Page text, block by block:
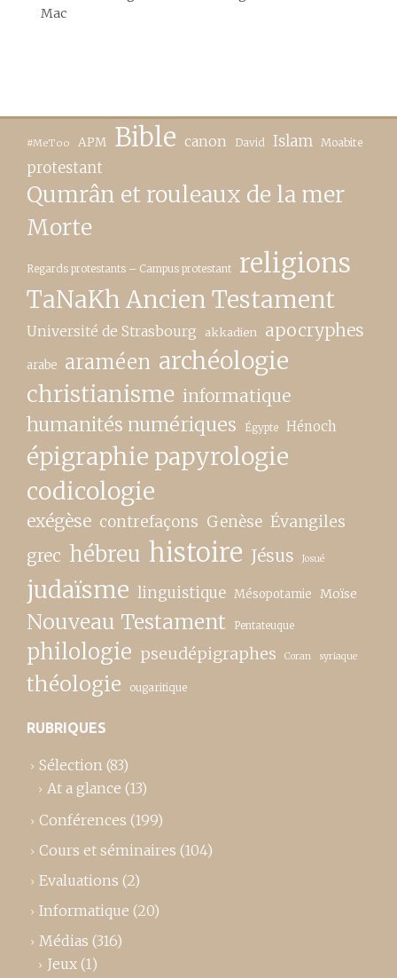
Mac
#MeToo APM Bible canon David Islam Moabite
protestant
Qumrân et rouleaux de la mer
Morte
Regards protestants – Campus protestant religions
TaNaKh Ancien Testament
Université de Strasbourg akkadien apocryphes
arabe araméen archéologie
christianisme informatique
humanités numériques Égypte Hénoch
épigraphie papyrologie
codicologie
exégèse contrefaçons Genèse Évangiles
grec hébreu histoire Jésus Josué
judaïsme linguistique Mésopotamie Moïse
Nouveau Testament Pentateuque
philologie pseudépigraphes Coran syriaque
théologie ougaritique
RUBRIQUES
Sélection (83)
At a glance (13)
Conférences (199)
Cours et séminaires (104)
Evaluations (2)
Informatique (20)
Médias (316)
Jeux (1)